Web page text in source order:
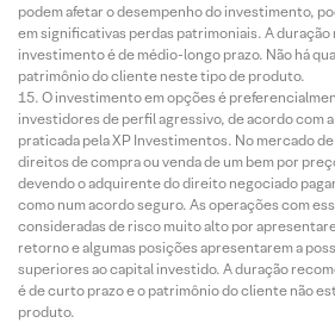
podem afetar o desempenho do investimento,
em significativas perdas patrimoniais. A duração
investimento é de médio-longo prazo. Não há
patrimônio do cliente neste tipo de produto.
O investimento em opções é
investidores de perfil agressivo, de acordo com
praticada pela XP Investimentos. No mercado
direitos de compra ou venda de um bem por
devendo o adquirente do direito negociado
como num acordo seguro. As operações com
consideradas de risco muito alto por
retorno e algumas posições apresentarem a
superiores ao capital investido. A duração
é de curto prazo e o patrimônio do cliente não
produto.